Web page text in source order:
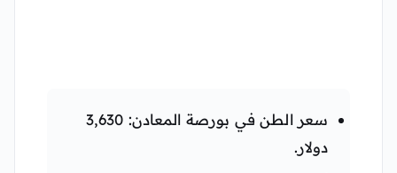
سعر الطن في بورصة المعادن: 3,630
دولار.